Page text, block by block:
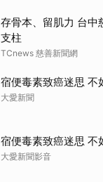
存骨本、留肌力 台中
支柱
TCnews 慈善新聞網
宿便毒素致癌迷思 不
大愛新聞
宿便毒素致癌迷思 不
大愛新聞影音